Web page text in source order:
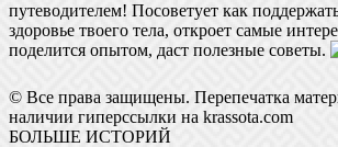
путеводителем! Посоветует как
здоровье твоего тела, откроет самые
поделится опытом, даст полезные советы.
© Все права защищены. Перепечатка
наличии гиперссылки на krassota.com
БОЛЬШЕ ИСТОРИЙ